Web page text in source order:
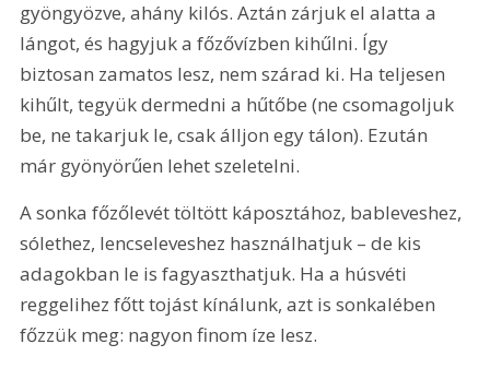
gyöngyözve, ahány kilós. Aztán zárjuk el alatta a
lángot, és hagyjuk a főzővízben kihűlni. Így
biztosan zamatos lesz, nem szárad ki. Ha teljesen
kihűlt, tegyük dermedni a hűtőbe (ne csomagoljuk
be, ne takarjuk le, csak álljon egy tálon). Ezután
már gyönyörűen lehet szeletelni.
A sonka főzőlevét töltött káposztához, bableveshez,
sólethez, lencseleveshez használhatjuk – de kis
adagokban le is fagyaszthatjuk. Ha a húsvéti
reggelihez főtt tojást kínálunk, azt is sonkalében
főzzük meg: nagyon finom íze lesz.